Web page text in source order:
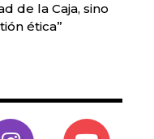
de la Caja, sino
ética”